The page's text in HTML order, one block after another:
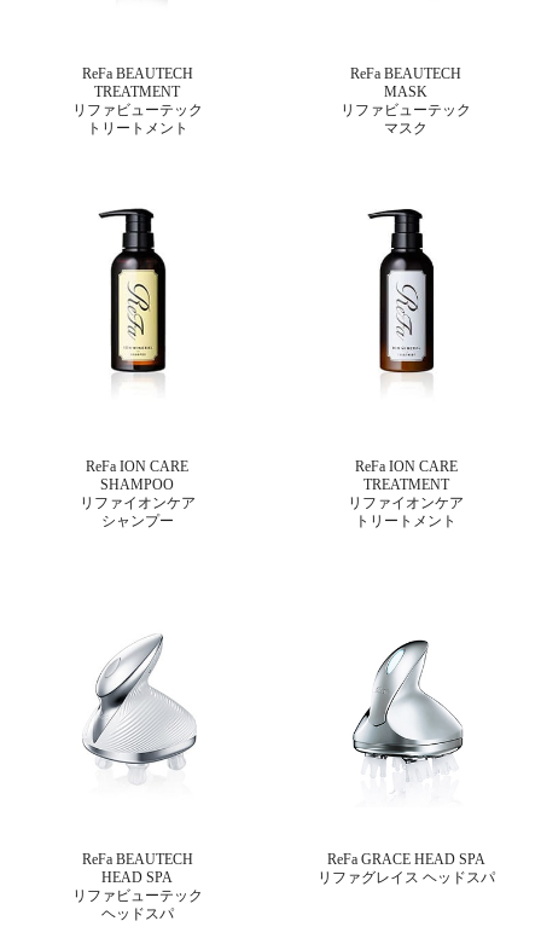
ReFa BEAUTECH
TREATMENT
リファビューテック
トリートメント
ReFa BEAUTECH
MASK
リファビューテック
マスク
ReFa ION CARE
SHAMPOO
リファイオンケア
シャンプー
ReFa ION CARE
TREATMENT
リファイオンケア
トリートメント
ReFa BEAUTECH
HEAD SPA
リファビューテック
ヘッドスパ
ReFa GRACE HEAD SPA
リファグレイス ヘッドスパ